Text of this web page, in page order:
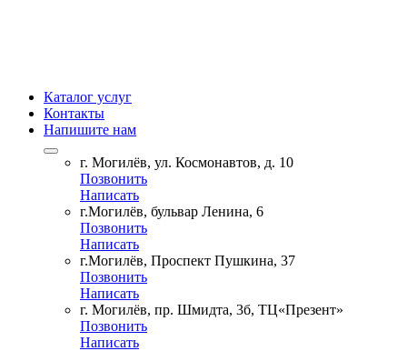
Каталог услуг
Контакты
Напишите нам
г. Могилёв, ул. Космонавтов, д. 10
Позвонить
Написать
г.Могилёв, бульвар Ленина, 6
Позвонить
Написать
г.Могилёв, Проспект Пушкина, 37
Позвонить
Написать
г. Могилёв, пр. Шмидта, 3б, ТЦ«Презент»
Позвонить
Написать